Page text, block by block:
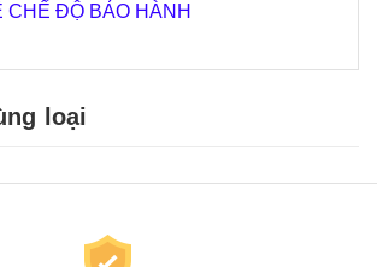
CHẾ ĐỘ BẢO HÀNH
loại